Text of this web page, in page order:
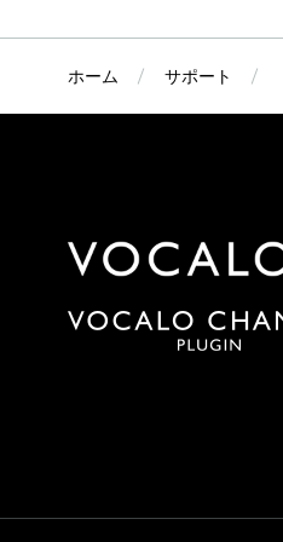
ホーム サポート